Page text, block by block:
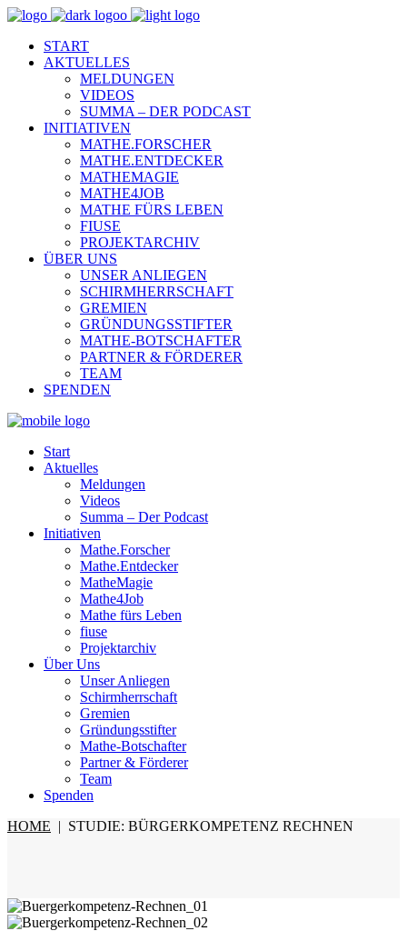
START
AKTUELLES
MELDUNGEN
VIDEOS
SUMMA – DER PODCAST
INITIATIVEN
MATHE.FORSCHER
MATHE.ENTDECKER
MATHEMAGIE
MATHE4JOB
MATHE FÜRS LEBEN
FIUSE
PROJEKTARCHIV
ÜBER UNS
UNSER ANLIEGEN
SCHIRMHERRSCHAFT
GREMIEN
GRÜNDUNGSSTIFTER
MATHE-BOTSCHAFTER
PARTNER & FÖRDERER
TEAM
SPENDEN
Start
Aktuelles
Meldungen
Videos
Summa – Der Podcast
Initiativen
Mathe.Forscher
Mathe.Entdecker
MatheMagie
Mathe4Job
Mathe fürs Leben
fiuse
Projektarchiv
Über Uns
Unser Anliegen
Schirmherrschaft
Gremien
Gründungsstifter
Mathe-Botschafter
Partner & Förderer
Team
Spenden
HOME | STUDIE: BÜRGERKOMPETENZ RECHNEN